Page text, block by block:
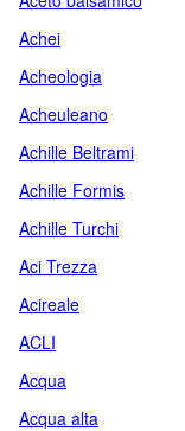
Achei
Acheologia
Acheuleano
Achille Beltrami
Achille Formis
Achille Turchi
Aci Trezza
Acireale
ACLI
Acqua
Acqua alta